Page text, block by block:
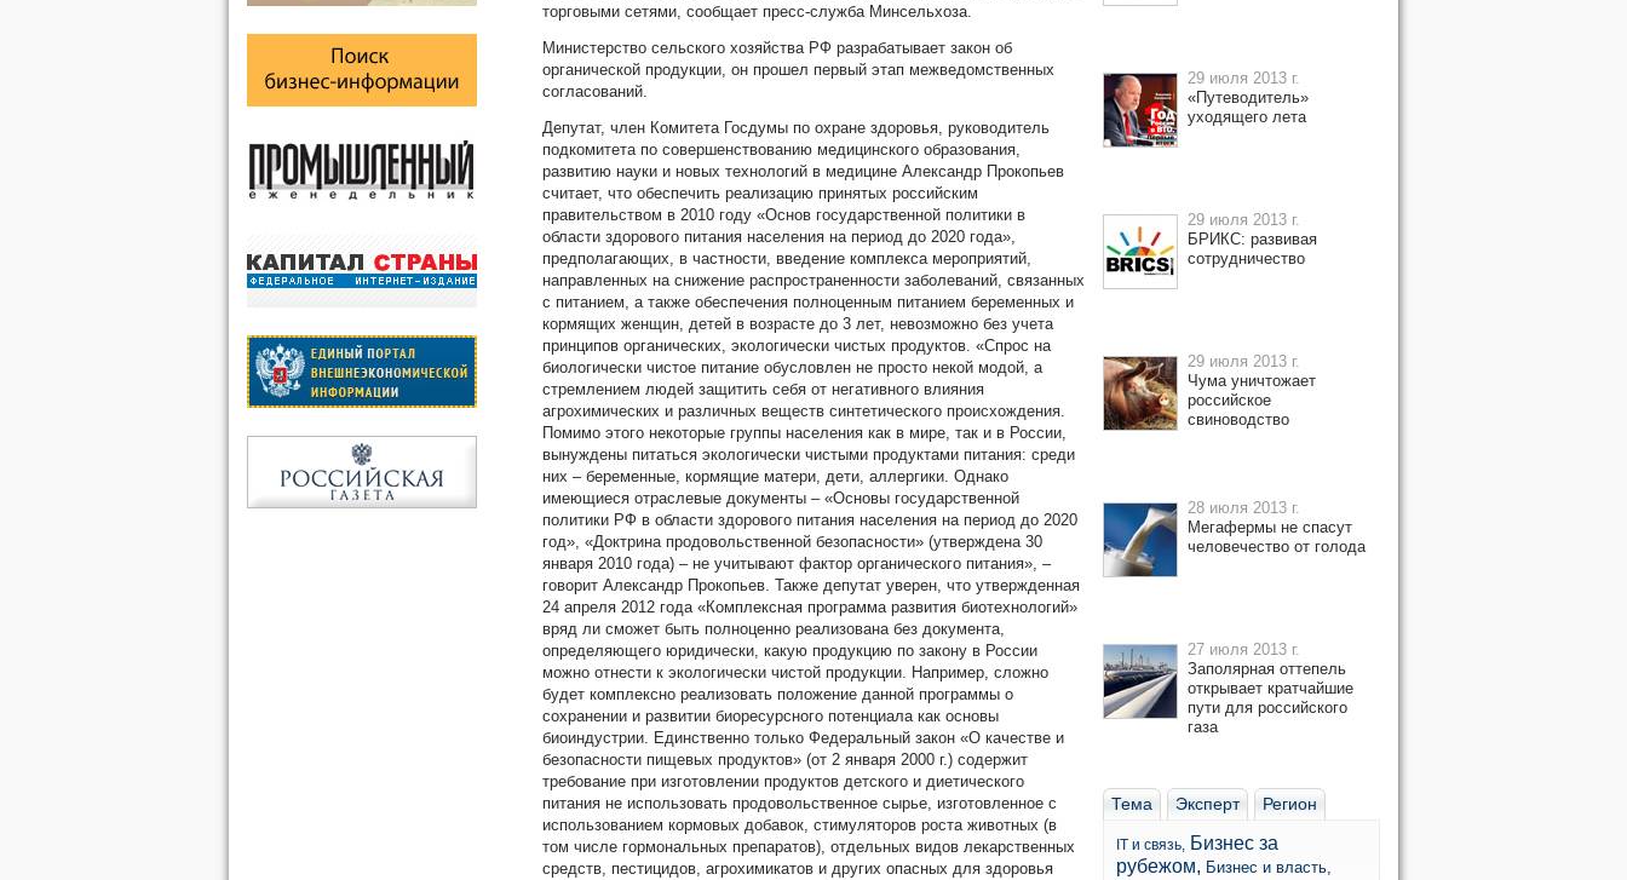
торговыми сетями, сообщает пресс-служба Минсельхоза.
Министерство сельского хозяйства РФ разрабатывает закон об
органической продукции, он прошел первый этап межведомственных
согласований.
Депутат, член Комитета Госдумы по охране здоровья, руководитель
подкомитета по совершенствованию медицинского образования,
развитию науки и новых технологий в медицине Александр Прокопьев
считает, что обеспечить реализацию принятых российским
правительством в 2010 году «Основ государственной политики в
области здорового питания населения на период до 2020 года»,
предполагающих, в частности, введение комплекса мероприятий,
направленных на снижение распространенности заболеваний, связанных
с питанием, а также обеспечения полноценным питанием беременных и
кормящих женщин, детей в возрасте до 3 лет, невозможно без учета
принципов органических, экологически чистых продуктов. «Спрос на
биологически чистое питание обусловлен не просто некой модой, а
стремлением людей защитить себя от негативного влияния
агрохимических и различных веществ синтетического происхождения.
Помимо этого некоторые группы населения как в мире, так и в России,
вынуждены питаться экологически чистыми продуктами питания: среди
них – беременные, кормящие матери, дети, аллергики. Однако
имеющиеся отраслевые документы – «Основы государственной
политики РФ в области здорового питания населения на период до 2020
год», «Доктрина продовольственной безопасности» (утверждена 30
января 2010 года) – не учитывают фактор органического питания», –
говорит Александр Прокопьев. Также депутат уверен, что утвержденная
24 апреля 2012 года «Комплексная программа развития биотехнологий»
вряд ли сможет быть полноценно реализована без документа,
определяющего юридически, какую продукцию по закону в России
можно отнести к экологически чистой продукции. Например, сложно
будет комплексно реализовать положение данной программы о
сохранении и развитии биоресурсного потенциала как основы
биоиндустрии. Единственно только Федеральный закон «О качестве и
безопасности пищевых продуктов» (от 2 января 2000 г.) содержит
требование при изготовлении продуктов детского и диетического
питания не использовать продовольственное сырье, изготовленное с
использованием кормовых добавок, стимуляторов роста животных (в
том числе гормональных препаратов), отдельных видов лекарственных
средств, пестицидов, агрохимикатов и других опасных для здоровья
29 июля 2013 г.
«Путеводитель»
уходящего лета
29 июля 2013 г.
БРИКС: развивая
сотрудничество
29 июля 2013 г.
Чума уничтожает
российское
свиноводство
28 июля 2013 г.
Мегафермы не спасут
человечество от голода
27 июля 2013 г.
Заполярная оттепель
открывает кратчайшие
пути для российского
газа
Тема Эксперт Регион
IT и связь, Бизнес за
рубежом, Бизнес и власть,